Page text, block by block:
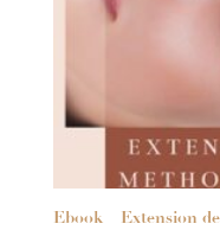
Ebook – Extension